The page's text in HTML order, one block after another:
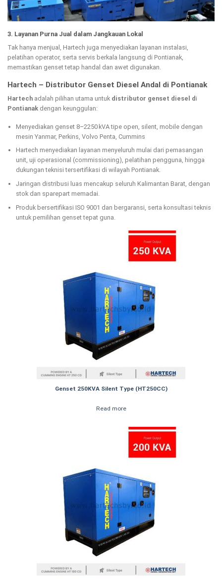
3. Layanan Purna Jual dalam Jangkauan Lokal
Tak hanya menjual, Hartech juga menyediakan layanan instalasi,
pelatihan operator, serta servis berkala langsung di Pontianak,
memastikan genset tetap handal dan awet digunakan.
Hartech – Distributor Genset Diesel Andal di Pontianak
Hartech adalah pilihan utama untuk distributor genset diesel di
Pontianak dengan keunggulan:
Menyediakan genset 8–2250 kVA tipe open, silent, mobile dengan
mesin Yanmar, Perkins, Volvo Penta, Cummins
Hartech menyediakan layanan menyeluruh mulai dari pemasangan
unit, uji operasional (commissioning), pelatihan pengguna, hingga
dukungan teknisi tersertifikasi di wilayah Pontianak.
Jaringan distribusi luas mencakup seluruh Kalimantan Barat, dengan
stok dan sparepart memadai.
Produk bersertifikasi ISO 9001 dan bergaransi, serta konsultasi teknis
untuk pemilihan genset tepat guna.
Genset 250KVA Silent Type (HT250CC)
Read more